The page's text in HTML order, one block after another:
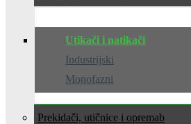
Utikači i natikači
Industrijski
Monofazni
Prekidači, utičnice i oprema